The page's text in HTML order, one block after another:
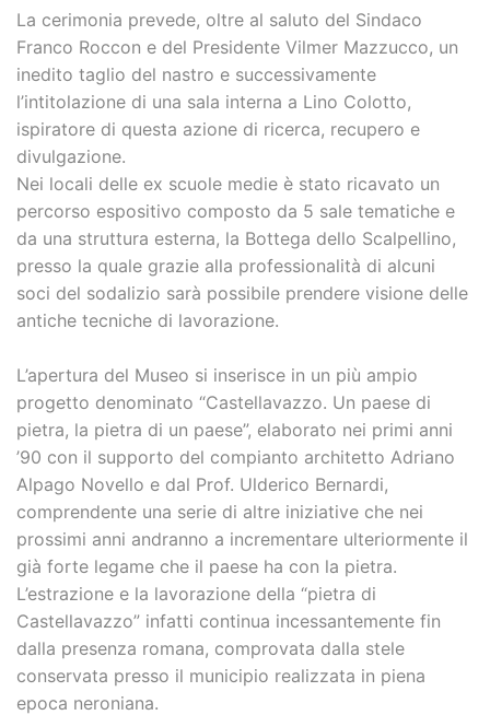
La cerimonia prevede, oltre al saluto del Sindaco
Franco Roccon e del Presidente Vilmer Mazzucco, un
inedito taglio del nastro e successivamente
l’intitolazione di una sala interna a Lino Colotto,
ispiratore di questa azione di ricerca, recupero e
divulgazione.
Nei locali delle ex scuole medie è stato ricavato un
percorso espositivo composto da 5 sale tematiche e
da una struttura esterna, la Bottega dello Scalpellino,
presso la quale grazie alla professionalità di alcuni
soci del sodalizio sarà possibile prendere visione delle
antiche tecniche di lavorazione.
L’apertura del Museo si inserisce in un più ampio
progetto denominato “Castellavazzo. Un paese di
pietra, la pietra di un paese”, elaborato nei primi anni
’90 con il supporto del compianto architetto Adriano
Alpago Novello e dal Prof. Ulderico Bernardi,
comprendente una serie di altre iniziative che nei
prossimi anni andranno a incrementare ulteriormente il
già forte legame che il paese ha con la pietra.
L’estrazione e la lavorazione della “pietra di
Castellavazzo” infatti continua incessantemente fin
dalla presenza romana, comprovata dalla stele
conservata presso il municipio realizzata in piena
epoca neroniana.